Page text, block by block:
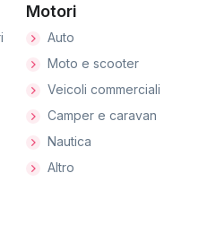
Motori
Auto
Moto e scooter
Veicoli commerciali
Camper e caravan
Nautica
Altro